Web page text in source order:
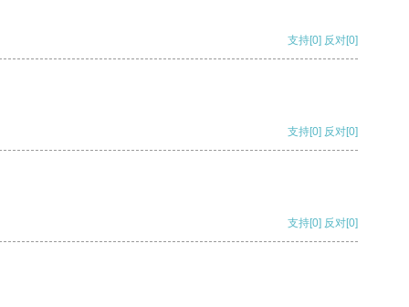
支持[0] 反对[0]
支持[0] 反对[0]
支持[0] 反对[0]